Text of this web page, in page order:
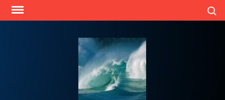
Skip